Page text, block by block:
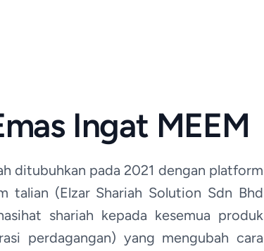
Ingat MEEM
ditubuhkan pada 2021 dengan platform
talian (Elzar Shariah Solution Sdn Bhd
shariah kepada kesemua produk
perdagangan) yang mengubah cara